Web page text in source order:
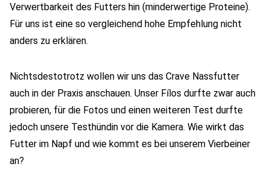
Verwertbarkeit des Futters hin (minderwertige Proteine).
Für uns ist eine so vergleichend hohe Empfehlung nicht
anders zu erklären.
Nichtsdestotrotz wollen wir uns das Crave Nassfutter
auch in der Praxis anschauen. Unser Fílos durfte zwar auch
probieren, für die Fotos und einen weiteren Test durfte
jedoch unsere Testhündin vor die Kamera. Wie wirkt das
Futter im Napf und wie kommt es bei unserem Vierbeiner
an?